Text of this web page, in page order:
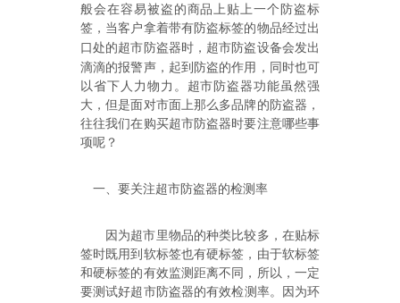
般会在容易被盗的商品上贴上一个防盗标
签，当客户拿着带有防盗标签的物品经过出
口处的超市防盗器时，超市防盗设备会发出
滴滴的报警声，起到防盗的作用， 同时也可
以省下人力物力。 超市防盗器功能虽然强
大，但是面对市面上那么多品牌的防盗器，
往往我们在购买超市防盗器时要注意哪些事
项呢？
一、要关注超市防盗器的检测率
因为超市里物品的种类比较多，在贴标
签时既用到软标签也有硬标签，由于软标签
和硬标签的有效监测距离不同，所以，一定
要测试好超市防盗器的有效检测率。因为环